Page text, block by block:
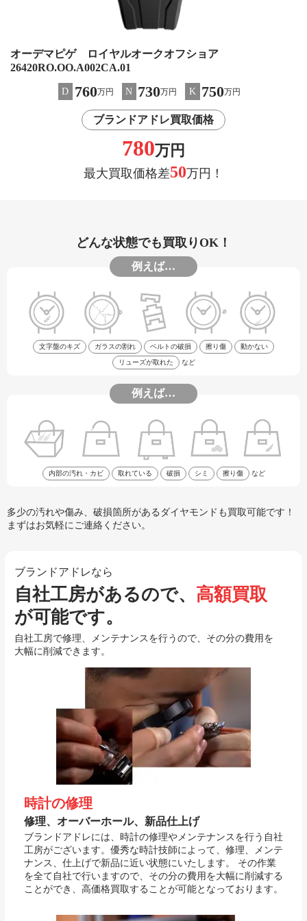
オーデマピゲ ロイヤルオークオフショア
26420RO.OO.A002CA.01
D 760万円 N 730万円 K 750万円
ブランドアドレ買取価格
780万円
最大買取価格差50万円！
どんな状態でも買取りOK！
例えば…
文字盤のキズ ガラスの割れ ベルトの破損 擦り傷 動かない
リューズが取れた など
例えば…
内部の汚れ・カビ 取れている 破損 シミ 擦り傷 など
多少の汚れや傷み、破損箇所があるダイヤモンドも買取可能です！
まずはお気軽にご連絡ください。
ブランドアドレなら
自社工房があるので、 高額買取
が可能です。
自社工房で修理、メンテナンスを行うので、その分の費用を
大幅に削減できます。
時計の修理
修理、オーバーホール、新品仕上げ
ブランドアドレには、時計の修理やメンテナンスを行う自社
工房がございます。優秀な時計技師によって、修理、メンテ
ナンス、仕上げで新品に近い状態にいたします。 その作業
を全て自社で行いますので、その分の費用を大幅に削減する
ことができ、高価格買取することが可能となっております。